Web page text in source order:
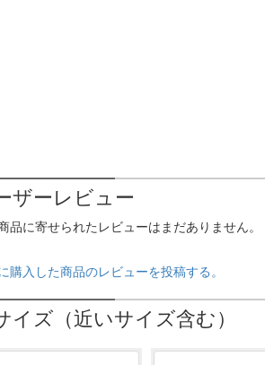
ザーレビュー
品に寄せられたレビューはまだありません。
購入した商品のレビューを投稿する。
イズ（近いサイズ含む）